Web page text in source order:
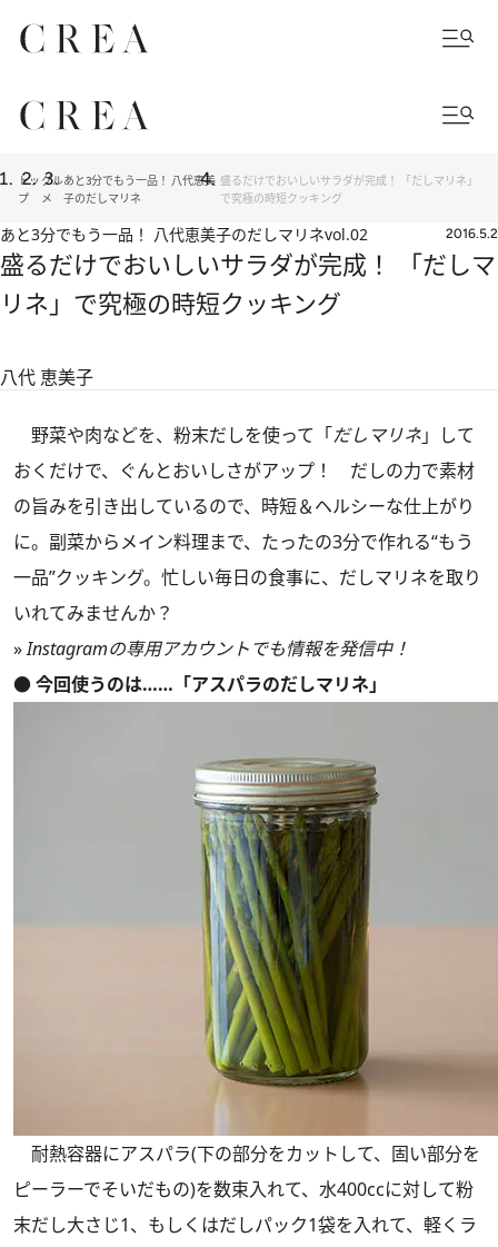
トッ
プ
グル
メ
あと3分でもう一品！ 八代恵美
子のだしマリネ
盛るだけでおいしいサラダが完成！ 「だしマリネ」
で究極の時短クッキング
あと3分でもう一品！ 八代恵美子のだしマリネvol.02 2016.5.2
盛るだけでおいしいサラダが完成！ 「だしマ
リネ」で究極の時短クッキング
八代 恵美子
野菜や肉などを、粉末だしを使って「だしマリネ」して
おくだけで、ぐんとおいしさがアップ！ だしの力で素材
の旨みを引き出しているので、時短＆ヘルシーな仕上がり
に。副菜からメイン料理まで、たったの3分で作れる“もう
一品”クッキング。忙しい毎日の食事に、だしマリネを取り
いれてみませんか？
»Instagramの専用アカウントでも情報を発信中！
● 今回使うのは……「アスパラのだしマリネ」
耐熱容器にアスパラ(下の部分をカットして、固い部分を
ピーラーでそいだもの)を数束入れて、水400ccに対して粉
末だし大さじ1、もしくはだしパック1袋を入れて、軽くラ